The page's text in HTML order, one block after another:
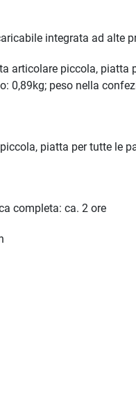
integrata ad alte
articolare piccola,
0,89kg; peso nella
piatta per tutte le
completa: ca. 2 ore